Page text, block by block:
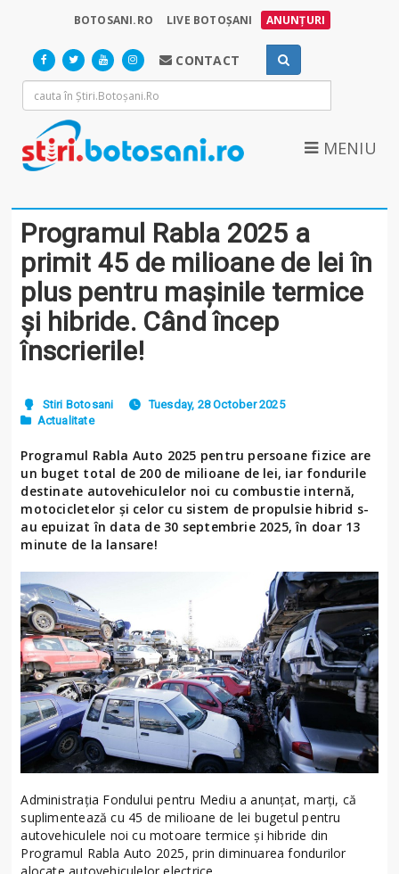
BOTOSANI.RO LIVE BOTOȘANI ANUNȚURI
CONTACT
MENIU
Programul Rabla 2025 a
primit 45 de milioane de lei în
plus pentru mașinile termice
şi hibride. Când încep
înscrierile!
Stiri Botosani
Tuesday, 28 October 2025
Actualitate
Programul Rabla Auto 2025 pentru persoane fizice are
un buget total de 200 de milioane de lei, iar fondurile
destinate autovehiculelor noi cu combustie internă,
motocicletelor şi celor cu sistem de propulsie hibrid s-
au epuizat în data de 30 septembrie 2025, în doar 13
minute de la lansare!
Administraţia Fondului pentru Mediu a anunţat, marţi, că
suplimentează cu 45 de milioane de lei bugetul pentru
autovehiculele noi cu motoare termice şi hibride din
Programul Rabla Auto 2025, prin diminuarea fondurilor
alocate autovehiculelor electrice.